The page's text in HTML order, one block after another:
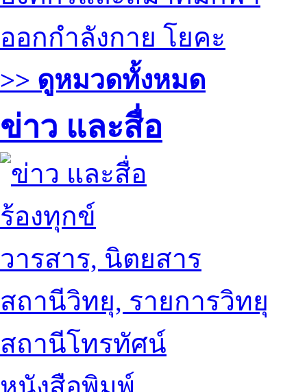
ออกกำลังกาย โยคะ
>> ดูหมวดทั้งหมด
ข่าว และสื่อ
ร้องทุกข์
วารสาร, นิตยสาร
สถานีวิทยุ, รายการวิทยุ
สถานีโทรทัศน์